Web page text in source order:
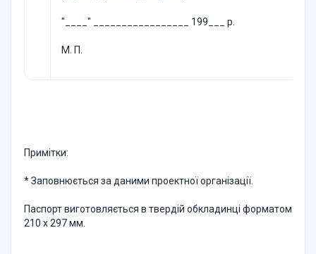
"____" _________________ 199___ р.
М. П.
Примітки:
* Заповнюється за даними проектної організації.
Паспорт виготовляється в твердій обкладинці форматом
210 х 297 мм.